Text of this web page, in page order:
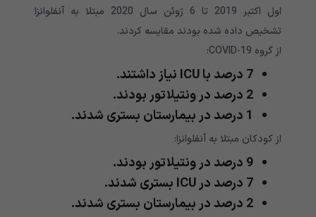
اول اکتبر 2019 تا 6 ژوئن سال 2020 مبتلا به آنفلوانزا
تشخیص داده شده بودند مقایسه کردند.
از گروه COVID-19:
7 درصد با ICU نیاز داشتند.
2 درصد در ونتیلاتور بودند.
1 درصد در بیمارستان بستری شدند.
از کودکان مبتلا به آنفلوانزا:
9 درصد در ونتیلاتور بودند.
7 درصد در ICU بستری شدند.
2 درصد در بیمارستان بستری شدند.